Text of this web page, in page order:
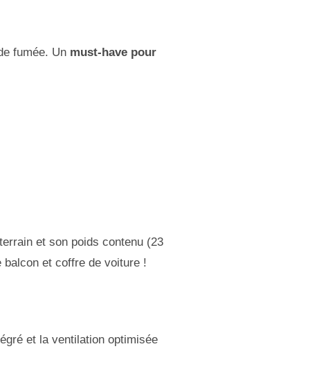
fumée. Un must-have pour
et son poids contenu (23
et coffre de voiture !
et la ventilation optimisée